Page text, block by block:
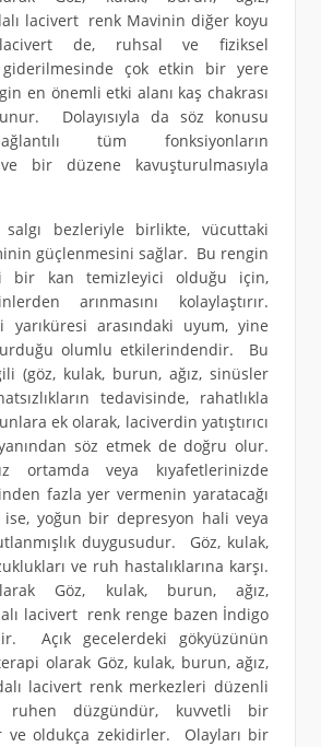
lacivert renk Mavinin diğer koyu
de, ruhsal ve fiziksel
giderilmesinde çok etkin bir yere
en önemli etki alanı kaş chakrası
Dolayısıyla da söz konusu
tüm fonksiyonların
bir düzene kavuşturulmasıyla
bezleriyle birlikte, vücuttaki
güçlenmesini sağlar. Bu rengin
bir kan temizleyici olduğu için,
arınmasını kolaylaştırır.
arasındaki uyum, yine
olumlu etkilerindendir. Bu
(göz, kulak, burun, ağız, sinüsler
tedavisinde, rahatlıkla
ek olarak, laciverdin yatıştırıcı
söz etmek de doğru olur.
ortamda veya kıyafetlerinizde
fazla yer vermenin yaratacağı
yoğun bir depresyon hali veya
duygusudur. Göz, kulak,
ve ruh hastalıklarına karşı.
Göz, kulak, burun, ağız,
lacivert renk renge bazen İndigo
Açık gecelerdeki gökyüzünün
olarak Göz, kulak, burun, ağız,
lacivert renk merkezleri düzenli
ruhen düzgündür, kuvvetli bir
ve oldukça zekidirler. Olayları bir